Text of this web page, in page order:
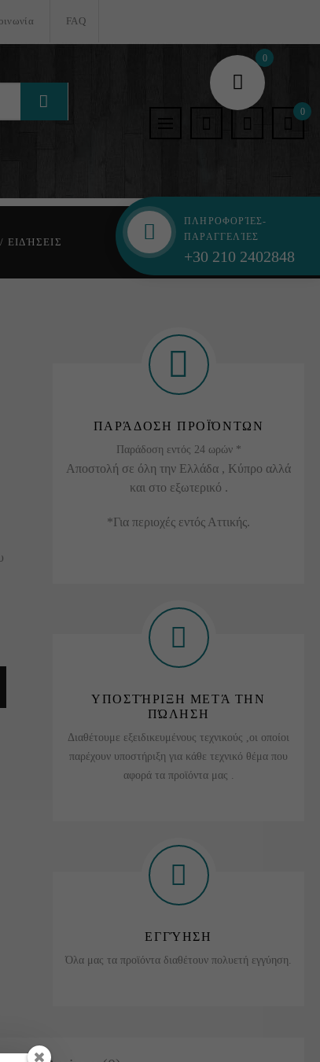
FAQ
0
0
ΕΙΔΉΣΕΙΣ
ΠΛΗΡΟΦΟΡΊΕΣ-
ΠΑΡΑΓΓΕΛΊΕΣ
+30 210 2402848
ΠΑΡΆΔΟΣΗ ΠΡΟΪΌΝΤΩΝ
Παράδοση εντός 24 ωρών *
Αποστολή σε όλη την Ελλάδα , Κύπρο αλλά
και στο εξωτερικό .
*Για περιοχές εντός Αττικής.
ΥΠΟΣΤΉΡΙΞΗ ΜΕΤΆ ΤΗΝ
ΠΏΛΗΣΗ
Διαθέτουμε εξειδικευμένους τεχνικούς ,οι οποίοι
παρέχουν υποστήριξη για κάθε τεχνικό θέμα που
αφορά τα προϊόντα μας .
ΕΓΓΎΗΣΗ
Όλα μας τα προϊόντα διαθέτουν πολυετή εγγύηση.